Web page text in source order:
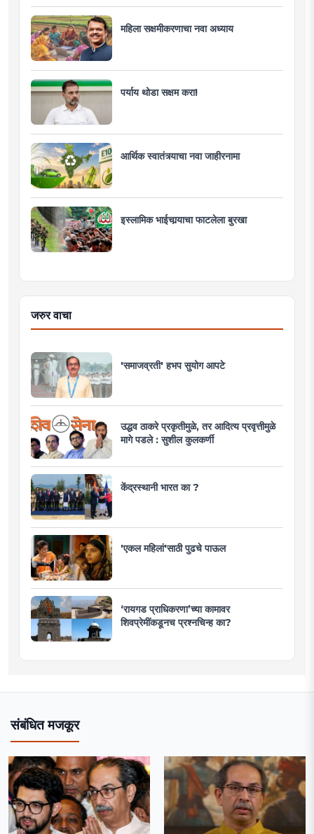
महिला सक्षमीकरणाचा नवा अध्याय
पर्याय थोडा सक्षम करा!
आर्थिक स्वातंत्र्याचा नवा जाहीरनामा
इस्लामिक भाईचार्‍याचा फाटलेला बुरखा
जरुर वाचा
'समाजव्रती' हभप सुयोग आपटे
उद्धव ठाकरे प्रकृतीमुळे, तर आदित्य प्रवृत्तीमुळे
मागे पडले : सुशील कुलकर्णी
केंद्रस्थानी भारत का ?
'एकल महिलां'साठी पुढचे पाऊल
‘रायगड प्राधिकरणा’च्या कामावर
शिवप्रेमींकडूनच प्रश्नचिन्ह का?
संबंधित मजकूर